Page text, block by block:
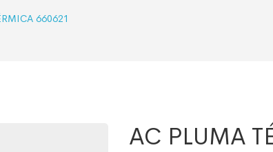
660621
AC PLUMA